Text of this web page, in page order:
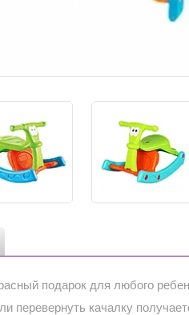
подарок для любого
перевернуть качалку